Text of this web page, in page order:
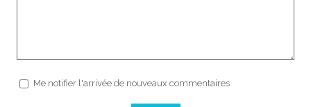
Me notifier l'arrivée de nouveaux commentaires